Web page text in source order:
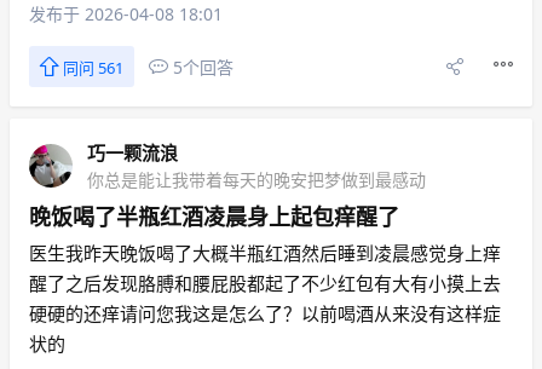
发布于 2026-04-08 18:01
同问 561 5个回答
巧一颗流浪
你总是能让我带着每天的晚安把梦做到最感动
晚饭喝了半瓶红酒凌晨身上起包痒醒了
医生我昨天晚饭喝了大概半瓶红酒然后睡到凌晨感觉身上痒
醒了之后发现胳膊和腰屁股都起了不少红包有大有小摸上去
硬硬的还痒请问您我这是怎么了？以前喝酒从来没有这样症
状的